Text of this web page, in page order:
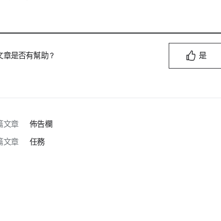
章是否有幫助？ 是
文章
佈告欄
文章
任務